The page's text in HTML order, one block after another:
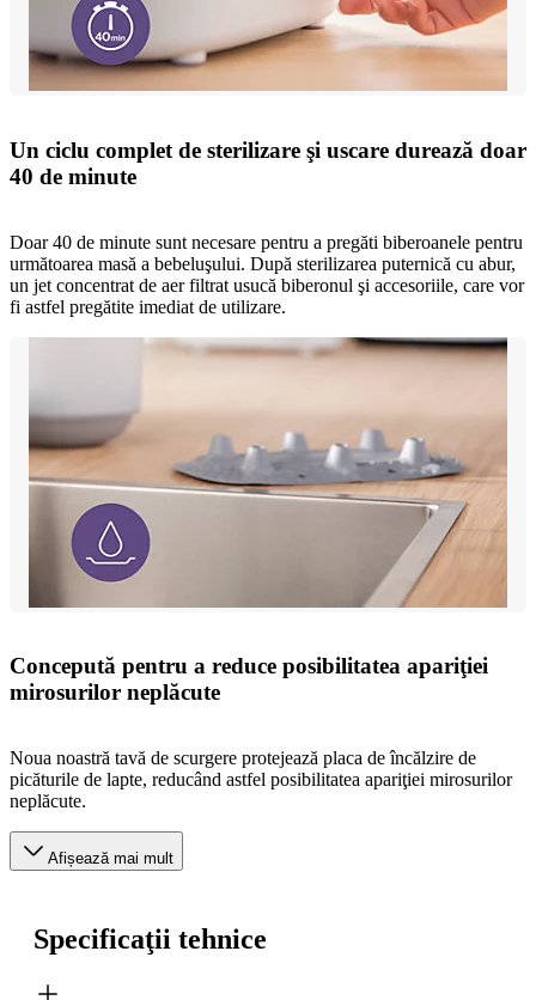
Un ciclu complet de sterilizare şi uscare durează doar
40 de minute
Doar 40 de minute sunt necesare pentru a pregăti biberoanele pentru
următoarea masă a bebeluşului. După sterilizarea puternică cu abur,
un jet concentrat de aer filtrat usucă biberonul şi accesoriile, care vor
fi astfel pregătite imediat de utilizare.
Concepută pentru a reduce posibilitatea apariţiei
mirosurilor neplăcute
Noua noastră tavă de scurgere protejează placa de încălzire de
picăturile de lapte, reducând astfel posibilitatea apariţiei mirosurilor
neplăcute.
Afișează mai mult
Specificaţii tehnice